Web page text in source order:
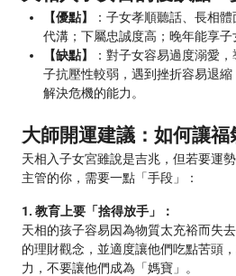
【優點】
：子女孝順聽話、長相
代溝；下屬忠誠度高；晚年能享子
【缺點】
：對子女容易過度溺愛
子抗壓性較弱，遇到挫折容易退
解決危機的能力。
大師開運建議：如何讓福
天相入子女宮雖說是吉兆，但若要運
主管的你，需要一點「手段」：
1. 教育上要「捨得放手」：
天相的孩子容易因為物質太充裕而失
的理財觀念，並適度讓他們吃點苦頭
力，不要讓他們成為「媽寶」。